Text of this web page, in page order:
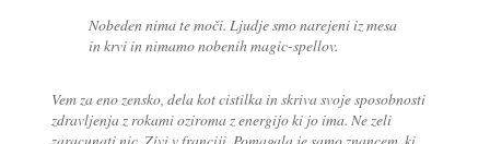
Nobeden nima te moči. Ljudje smo narejeni iz mesa
in krvi in nimamo nobenih magic-spellov.
Vem za eno zensko, dela kot cistilka in skriva svoje sposobnosti
zdravljenja z rokami oziroma z energijo ki jo ima. Ne zeli